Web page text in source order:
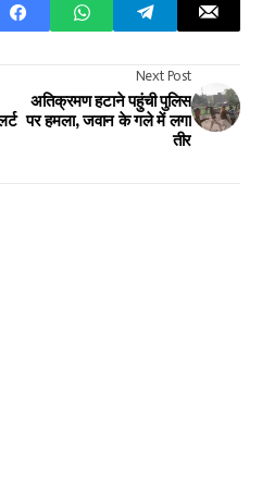
Next Post
अतिक्रमण हटाने पहुंची पुलिस
पर हमला, जवान के गले में लगा
तीर